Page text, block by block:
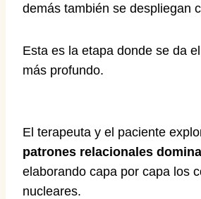
demás también se despliegan
Esta es la etapa donde se da
más profundo.
El terapeuta y el paciente
patrones relacionales
elaborando capa por capa los
nucleares.